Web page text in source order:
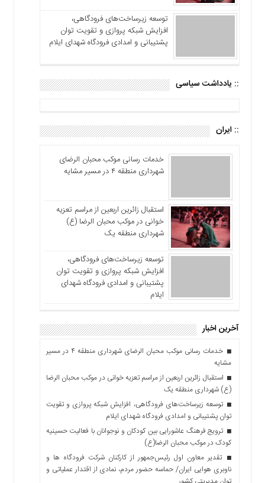
توسعه زیرساخت‌های فرودگاهی،
افزایش شبکه پروازی و تقویت توان
پشتیبانی و امدادی فرودگاه شهدای ایلام
:: یادداشت سیاسی
:: ایران
خدمات رسانی موکب محبان الرضای
شهرداری منطقه ۴ در مسیر مشایه
استقبال زائرین اربعین از مراسم تعزیه
خوانی در موکب محبان الرضا (ع)
شهرداری منطقه یک
توسعه زیرساخت‌های فرودگاهی،
افزایش شبکه پروازی و تقویت توان
پشتیبانی و امدادی فرودگاه شهدای
ایلام
آخرین اخبار
خدمات رسانی موکب محبان الرضای شهرداری منطقه ۴ در مسیر
مشایه
استقبال زائرین اربعین از مراسم تعزیه خوانی در موکب محبان الرضا
(ع) شهرداری منطقه یک
توسعه زیرساخت‌های فرودگاهی، افزایش شبکه پروازی و تقویت
توان پشتیبانی و امدادی فرودگاه شهدای ایلام
ترویج فرهنگ عاشورایی بین کودکان و نوجوانان با فعالیت حسینیه
کودک در موکب محبان الرضا(ع)
تقدیر معاون اول رئیس‌جمهور از کارکنان شرکت فرودگاه ها و
ناوبری هوایی ایران/ حماسه حضور مردم، نمادی از اقتدار عملیاتی و